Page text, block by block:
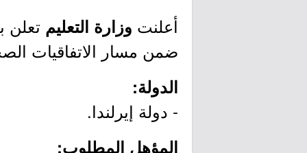
أعلنت وزارة التعليم تعلن
ضمن مسار الاتفاقيات
الدولة:
- دولة إيرلندا.
المؤهل المطلوب: